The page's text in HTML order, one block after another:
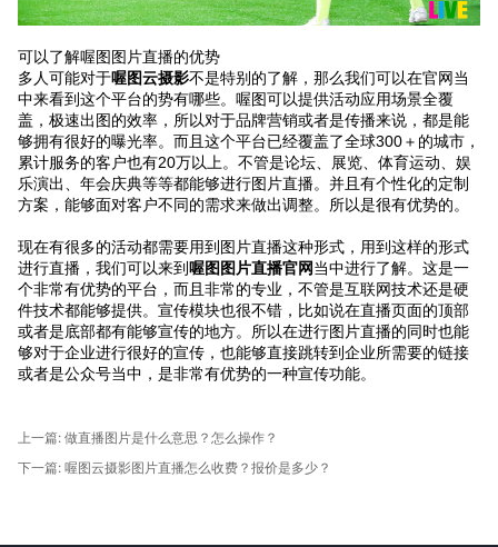
可以了解喔图图片直播的优势
多人可能对于喔图云摄影不是特别的了解，那么我们可以在官网当
中来看到这个平台的势有哪些。喔图可以提供活动应用场景全覆
盖，极速出图的效率，所以对于品牌营销或者是传播来说，都是能
够拥有很好的曝光率。而且这个平台已经覆盖了全球300＋的城市，
累计服务的客户也有20万以上。不管是论坛、展览、体育运动、娱
乐演出、年会庆典等等都能够进行图片直播。并且有个性化的定制
方案，能够面对客户不同的需求来做出调整。所以是很有优势的。
现在有很多的活动都需要用到图片直播这种形式，用到这样的形式
进行直播，我们可以来到 喔图图片直播官网当中进行了解。这是一
个非常有优势的平台，而且非常的专业，不管是互联网技术还是硬
件技术都能够提供。宣传模块也很不错，比如说在直播页面的顶部
或者是底部都有能够宣传的地方。所以在进行图片直播的同时也能
够对于企业进行很好的宣传，也能够直接跳转到企业所需要的链接
或者是公众号当中，是非常有优势的一种宣传功能。
上一篇: 做直播图片是什么意思？怎么操作？
下一篇: 喔图云摄影图片直播怎么收费？报价是多少？